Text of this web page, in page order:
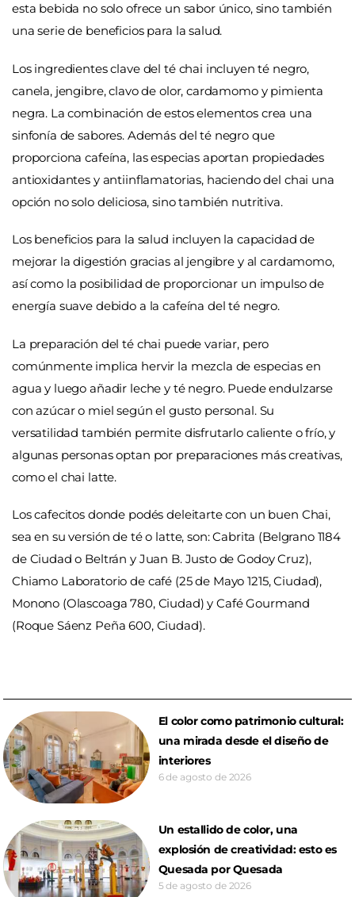
esta bebida no solo ofrece un sabor único, sino también
una serie de beneficios para la salud.
Los ingredientes clave del té chai incluyen té negro,
canela, jengibre, clavo de olor, cardamomo y pimienta
negra. La combinación de estos elementos crea una
sinfonía de sabores. Además del té negro que
proporciona cafeína, las especias aportan propiedades
antioxidantes y antiinflamatorias, haciendo del chai una
opción no solo deliciosa, sino también nutritiva.
Los beneficios para la salud incluyen la capacidad de
mejorar la digestión gracias al jengibre y al cardamomo,
así como la posibilidad de proporcionar un impulso de
energía suave debido a la cafeína del té negro.
La preparación del té chai puede variar, pero
comúnmente implica hervir la mezcla de especias en
agua y luego añadir leche y té negro. Puede endulzarse
con azúcar o miel según el gusto personal. Su
versatilidad también permite disfrutarlo caliente o frío, y
algunas personas optan por preparaciones más creativas,
como el chai latte.
Los cafecitos donde podés deleitarte con un buen Chai,
sea en su versión de té o latte, son: Cabrita (Belgrano 1184
de Ciudad o Beltrán y Juan B. Justo de Godoy Cruz),
Chiamo Laboratorio de café (25 de Mayo 1215, Ciudad),
Monono (Olascoaga 780, Ciudad) y Café Gourmand
(Roque Sáenz Peña 600, Ciudad).
El color como patrimonio cultural:
una mirada desde el diseño de
interiores
6 de agosto de 2026
Un estallido de color, una
explosión de creatividad: esto es
Quesada por Quesada
5 de agosto de 2026